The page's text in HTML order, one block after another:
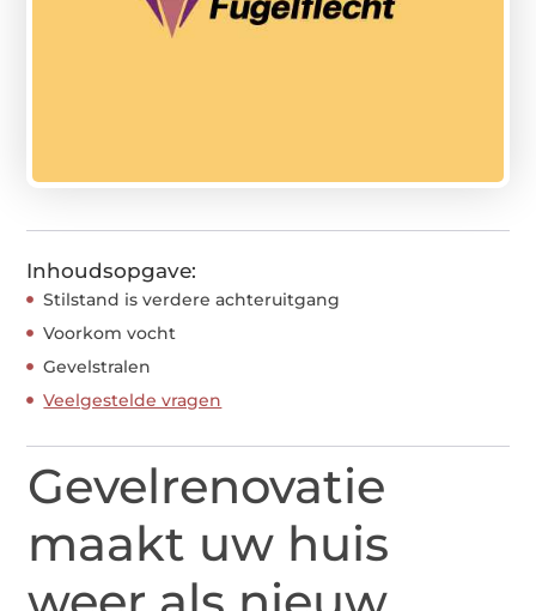
Inhoudsopgave:
Stilstand is verdere achteruitgang
Voorkom vocht
Gevelstralen
Veelgestelde vragen
Gevelrenovatie
maakt uw huis